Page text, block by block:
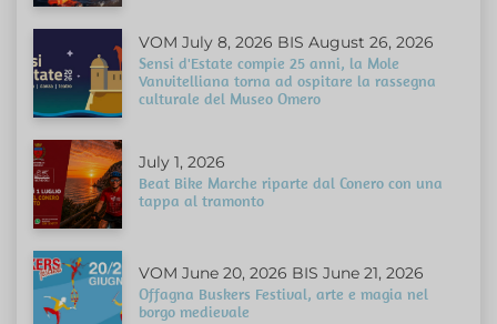
VOM July 8, 2026 BIS August 26, 2026
Sensi d'Estate compie 25 anni, la Mole
Vanvitelliana torna ad ospitare la rassegna
culturale del Museo Omero
July 1, 2026
Beat Bike Marche riparte dal Conero con una
tappa al tramonto
VOM June 20, 2026 BIS June 21, 2026
Offagna Buskers Festival, arte e magia nel
borgo medievale